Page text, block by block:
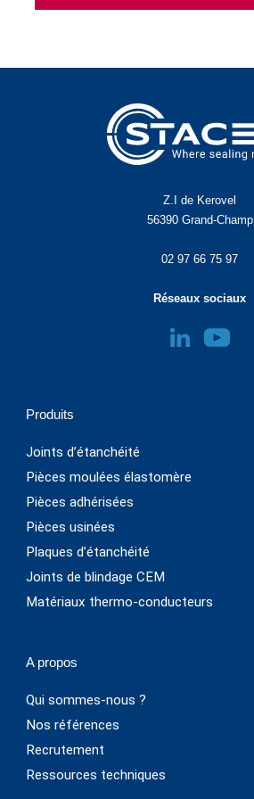
Z.I de Kerovel
56390 Grand-Champ
02 97 66 75 97
Réseaux sociaux
Produits
Joints d’étanchéité
Pièces moulées élastomère
Pièces adhérisées
Pièces usinées
Plaques d’étanchéité
Joints de blindage CEM
Matériaux thermo-conducteurs
A propos
Qui sommes-nous ?
Nos références
Recrutement
Ressources techniques